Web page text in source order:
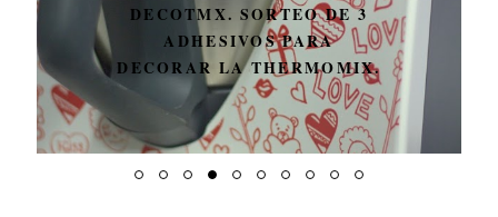
DECOTMX. SORTEO DE 3
ADHESIVOS PARA
DECORAR LA THERMOMIX.